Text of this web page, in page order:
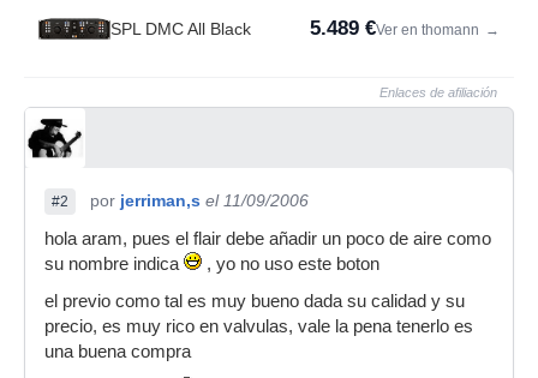
SPL DMC All Black 5.489 €Ver en thomann →
Enlaces de afiliación
#2 por jerriman,s el 11/09/2006
hola aram, pues el flair debe añadir un poco de aire como
su nombre indica
, yo no uso este boton
el previo como tal es muy bueno dada su calidad y su
precio, es muy rico en valvulas, vale la pena tenerlo es
una buena compra